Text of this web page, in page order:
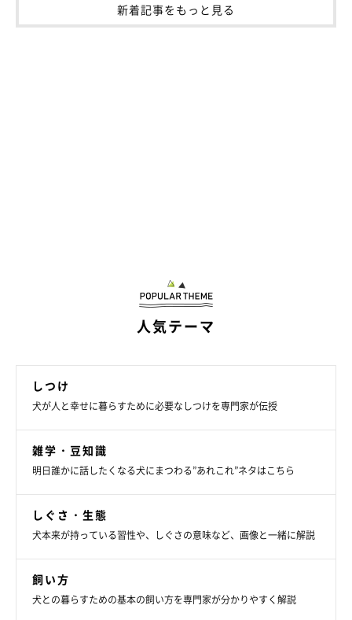
新着記事をもっと見る
人気テーマ
しつけ
犬が人と幸せに暮らすために必要なしつけを専門家が伝授
雑学・豆知識
明日誰かに話したくなる犬にまつわる”あれこれ”ネタはこちら
しぐさ・生態
犬本来が持っている習性や、しぐさの意味など、画像と一緒に解説
飼い方
犬との暮らすための基本の飼い方を専門家が分かりやすく解説